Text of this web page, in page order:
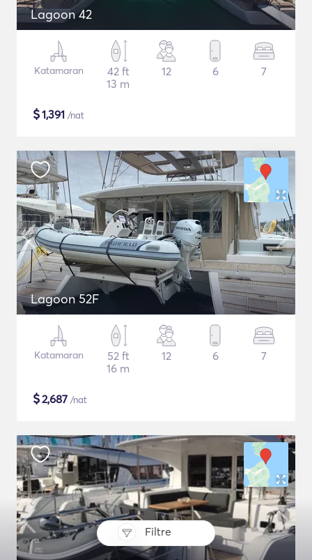
Filtre
Lagoon 42
Katamaran
42 ft
13 m
12 6 7
$1,391 /nat
Lagoon 52F
Katamaran
52 ft
16 m
12 6 7
$2,687 /nat